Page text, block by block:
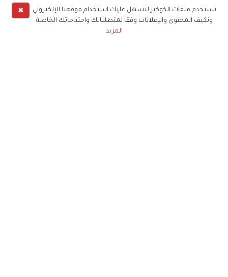
✖
نستخدم ملفات الكوكيز لنسهل عليك استخدام موقعنا الإلكتروني
ونكيف المحتوى والإعلانات وفقا لمتطلباتك واحتياجاتك الخاصة
المزيد